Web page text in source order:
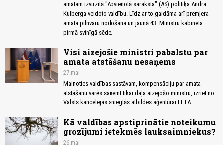
amatam izvirzītā "Apvienotā saraksta" (AS) politiķa Andra
Kulberga veidoto valdību. Līdz ar to gaidāma arī premjera
amata pilnvaru nodošana un jaunā 43. Ministru kabineta
pirmā svinīgā sēde.
Visi aizejošie ministri pabalstu par
amata atstāšanu nesaņems
27.mai
Mainoties valdības sastāvam, kompensāciju par amata
atstāšanu varēs saņemt tikai daļa aizejošo ministru, izriet no
Valsts kancelejas sniegtās atbildes aģentūrai LETA.
Kā valdības apstiprinātie noteikumu
grozījumi ietekmēs lauksaimniekus?
26.mai